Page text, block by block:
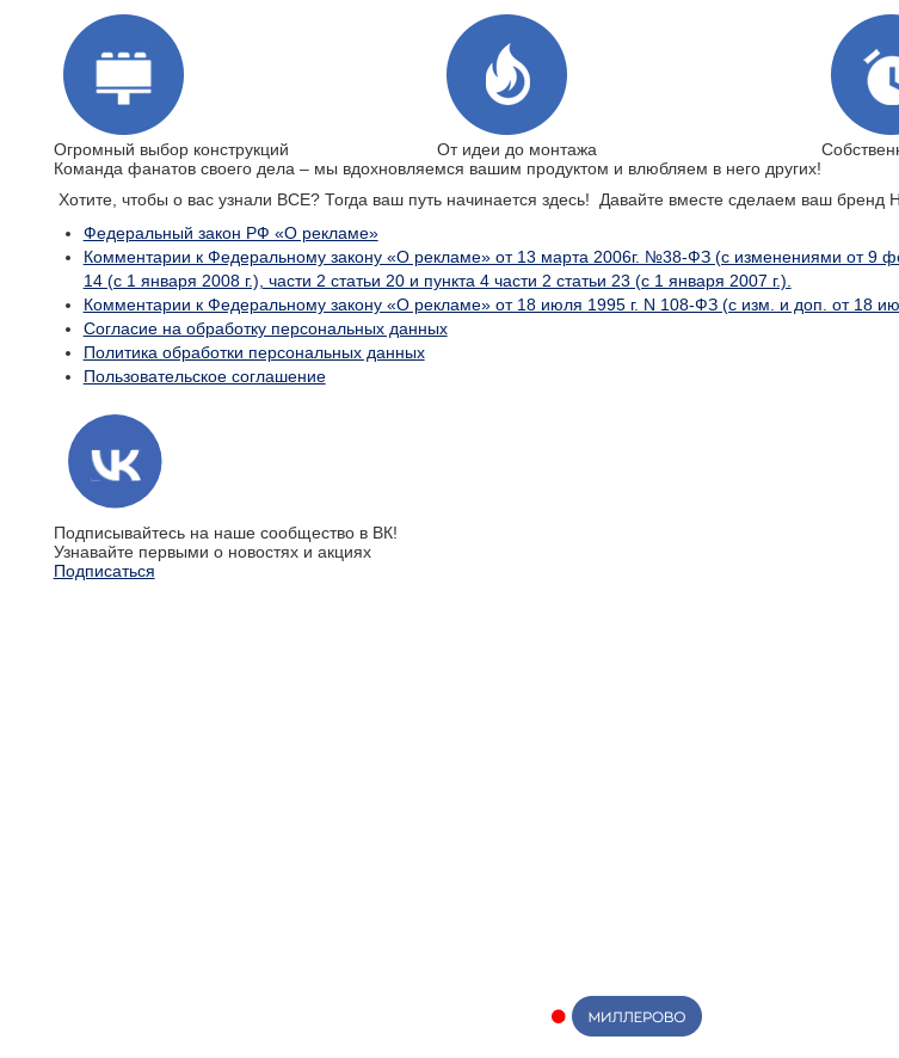
Огромный выбор конструкций От идеи до монтажа
Команда фанатов своего дела – мы вдохновляемся вашим продуктом и влюбляем в него других!
Хотите, чтобы о вас узнали ВСЕ? Тогда ваш путь начинается здесь! Давайте вместе сделаем ваш
Федеральный закон РФ «О рекламе»
Комментарии к Федеральному закону «О рекламе» от 13 марта 2006г. №38-ФЗ (с изменениями от 9
14 (с 1 января 2008 г.), части 2 статьи 20 и пункта 4 части 2 статьи 23 (с 1 января 2007 г.).
Комментарии к Федеральному закону «О рекламе» от 18 июля 1995 г. N 108-ФЗ (с изм. и доп. от 18
Согласие на обработку персональных данных
Политика обработки персональных данных
Пользовательское соглашение
Подписывайтесь на наше сообщество в ВК!
Узнавайте первыми о новостях и акциях
Подписаться